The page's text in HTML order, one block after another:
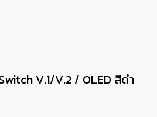
V.1/V.2 / OLED สีดำ